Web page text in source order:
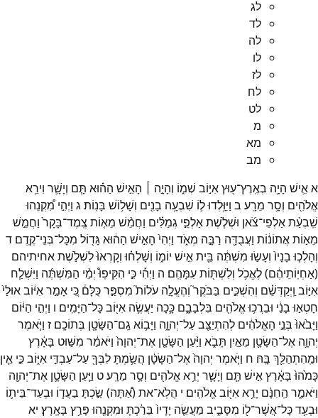
לג
לד
לה
לו
לז
לח
לט
מ
מא
מב
אאִ֛ישׁ הָיָ֥ה בְאֶֽרֶץ־ע֖וּץאִיּ֣וֹב שְׁמ֑וֹ וְהָיָ֣ה ׀ הָאִ֣ישׁ הַה֗וּא תָּ֧ם וְיָשָׁ֛ר וִירֵ֥א
אֱלֹהִ֖ים וְסָ֥ר מֵרָֽע׃ ב וַיִּוָּ֥לְדוּל֛וֹ שִׁבְעָ֥ה בָנִ֖ים וְשָׁל֥וֹשׁ בָּנֽוֹת׃ג וַיְהִ֣י מִ֠קְנֵהוּ
שִֽׁבְעַ֨תאַלְפֵי־צֹ֜אן וּשְׁלֹ֧שֶׁתאַלְפֵ֣י גְמַלִּ֗ים וַחֲמֵ֨שׁ מֵא֤וֹת צֶֽמֶד־בָּקָר֙ וַחֲמֵ֣שׁ
מֵא֣וֹתאֲתוֹנ֔וֹת וַעֲבֻדָּ֖ה רַבָּ֣ה מְאֹ֑ד וַיְהִי֙ הָאִ֣ישׁ הַה֔וּאגָּד֖וֹל מִכָּל־בְּנֵי־קֶֽדֶם׃ ד
וְהָלְכ֤וּ בָנָיו֙ וְעָשׂ֣וּ מִשְׁתֶּ֔ה בֵּ֖יתאִ֣ישׁ יוֹמ֑וֹ וְשָׁלְח֗וּ וְקָרְאוּ֙לִשְׁלֹ֣שֶׁתאחיתיהם
(אַחְיֽוֹתֵיהֶ֔ם)לֶאֱכֹ֥ל וְלִשְׁתּ֖וֹתעִמָּהֶֽם׃ ה וַיְהִ֡י כִּ֣י הִקִּיפֽוּ֩ יְמֵ֨י הַמִּשְׁתֶּ֜ה וַיִּשְׁלַ֧ח
אִיּ֣וֹב וַֽיְקַדְּשֵׁ֗ם וְהִשְׁכִּ֣ים בַּבֹּקֶר֮ וְהֶעֱלָ֣ה עֹלוֹת֮ מִסְפַּ֣רכֻּלָּם֒ כִּ֚י אָמַ֣ראִיּ֔וֹבאוּלַי֙
חָטְא֣וּ בָנַ֔י וּבֵרֲכ֥וּאֱלֹהִ֖ים בִּלְבָבָ֑ם כָּ֛כָה יַעֲשֶׂ֥ה אִיּ֖וֹבכָּל־הַיָּמִֽים׃ ו וַיְהִ֣י הַיּ֔וֹם
וַיָּבֹ֙אוּ֙ בְּנֵ֣י הָאֱלֹהִ֔ים לְהִתְיַצֵּ֖בעַל־יְהוָ֑ה וַיָּב֥וֹאגַֽם־הַשָּׂטָ֖ן בְּתוֹכָֽם׃ ז וַיֹּ֧אמֶר
יְהוָ֛ה אֶל־הַשָּׂטָ֖ן מֵאַ֣יִן תָּבֹ֑א וַיַּ֨עַן הַשָּׂטָ֤ן אֶת־יְהוָה֙ וַיֹּאמַ֔ר מִשּׁ֣וּט בָּאָ֔רֶץ
וּמֵֽהִתְהַלֵּ֖ךְ בָּֽהּ׃ ח וַיֹּ֤אמֶר יְהוָה֙אֶל־הַשָּׂטָ֔ן הֲשַׂ֥מְתָּלִבְּךָ֖עַל־עַבְדִּ֣י אִיּ֑וֹבכִּ֣י אֵ֤ין
כָּמֹ֙הוּ֙ בָּאָ֔רֶץאִ֣ישׁ תָּ֧ם וְיָשָׁ֛ר יְרֵ֥אאֱלֹהִ֖ים וְסָ֥ר מֵרָֽע׃ט וַיַּ֧עַן הַשָּׂטָ֛ן אֶת־יְהוָ֖ה
וַיֹּאמַ֑ר הַֽחִנָּ֔ם יָרֵ֥אאִיּ֖וֹבאֱלֹהִֽים׃ י הֲלֹֽא־את(אַ֠תָּה) שַׂ֣כְתָּ בַעֲד֧וֹ וּבְעַד־בֵּית֛וֹ
וּבְעַ֥דכָּל־אֲשֶׁר־ל֖וֹ מִסָּבִ֑יב מַעֲשֵׂ֤ה יָדָיו֙ בֵּרַ֔כְתָּ וּמִקְנֵ֖הוּ פָּרַ֥ץ בָּאָֽרֶץ׃ יא